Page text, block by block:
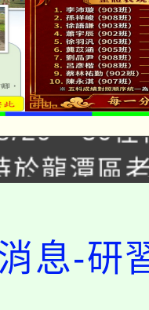
學年度第
甄選結果
)
29、30在
於龍潭區
，桃園電
運動會8/
息-研